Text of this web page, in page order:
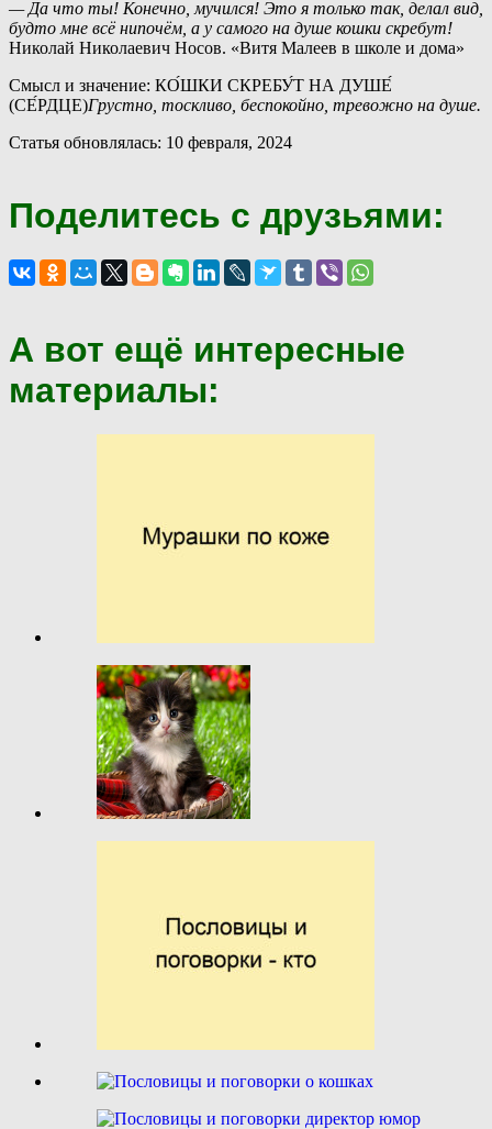
— Да что ты! Конечно, мучился! Это я только так, делал вид,
будто мне всё нипочём, а у самого на душе кошки скребут!
Николай Николаевич Носов. «Витя Малеев в школе и дома»
Смысл и значение: КО́ШКИ СКРЕБУ́Т НА ДУШЕ́
(СЕ́РДЦЕ)Грустно, тоскливо, беспокойно, тревожно на душе.
Статья обновлялась: 10 февраля, 2024
Поделитесь с друзьями:
А вот ещё интересные
материалы: